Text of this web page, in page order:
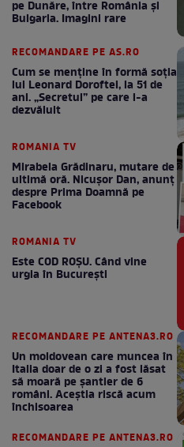
pe Dunăre, între România şi
Bulgaria. Imagini rare
RECOMANDARE PE AS.RO
Cum se menţine în formă soţia
lui Leonard Doroftei, la 51 de
ani. „Secretul” pe care l-a
dezvăluit
ROMANIA TV
Mirabela Grădinaru, mutare de
ultimă oră. Nicuşor Dan, anunţ
despre Prima Doamnă pe
Facebook
ROMANIA TV
Este COD ROŞU. Când vine
urgia în Bucureşti
RECOMANDARE PE ANTENA3.RO
Un moldovean care muncea în
Italia doar de o zi a fost lăsat
să moară pe şantier de 6
români. Aceștia riscă acum
închisoarea
RECOMANDARE PE ANTENA3.RO